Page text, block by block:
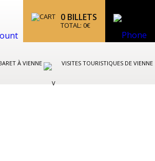
0 BILLETS
TOTAL: 0€
À VIENNE VISITES TOURISTIQUES DE VIENNE